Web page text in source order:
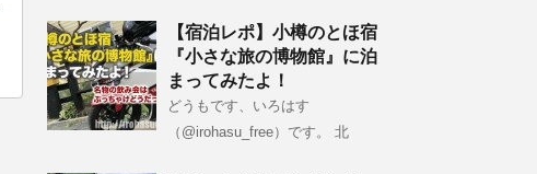
【宿泊レポ】小樽のとほ宿
『小さな旅の博物館』に泊
まってみたよ！
どうもです、いろはす
（@irohasu_free）です。 北